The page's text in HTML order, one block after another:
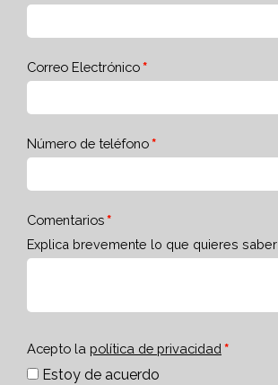
Correo Electrónico
Número de teléfono
Comentarios
Explica brevemente lo que quieres saber
Acepto la política de privacidad
Estoy de acuerdo